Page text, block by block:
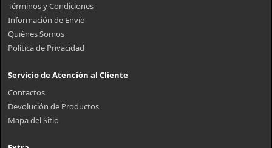
Términos y Condiciones
Información de Envío
Quiénes Somos
Política de Privacidad
Servicio de Atención al Cliente
Contactos
Devolución de Productos
Mapa del Sitio